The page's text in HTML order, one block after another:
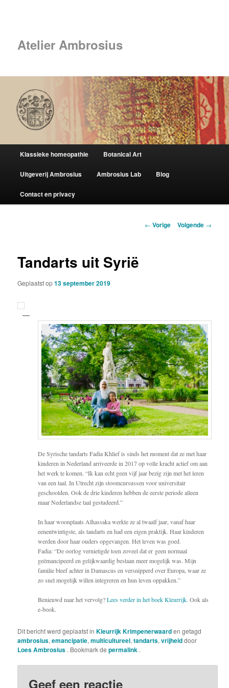
inhoudAtelier Ambrosius
Klassieke homeopathie Botanical Art
Uitgeverij Ambrosius Ambrosius Lab Blog
Contact en privacy
Berichtnavigatie
← Vorige Volgende →
Tandarts uit Syrië
Geplaatst op13 september 2019
De Syrische tandarts Fadia Khlief is sinds het moment dat ze met haar
kinderen in Nederland arriveerde in 2017 op volle kracht actief om aan
het werk te komen. “Ik kan echt geen vijf jaar bezig zijn met het leren
van een taal. In Utrecht zijn stoomcursussen voor universitair
geschoolden. Ook de drie kinderen hebben de eerste periode alleen
maar Nederlandse taal gestudeerd.”
In haar woonplaats Alhassaka werkte ze al twaalf jaar, vanaf haar
eenentwintigste, als tandarts en had een eigen praktijk. Haar kinderen
werden door haar ouders opgevangen. Het leven was goed.
Fadia: “De oorlog vernietigde toen zoveel dat er geen normaal
geëmancipeerd en gelijkwaardig bestaan meer mogelijk was. Mijn
familie bleef achter in Damascus en versnipperd over Europa, waar ze
zo snel mogelijk willen integreren en hun leven oppakken.”
Benieuwd naar het vervolg?Lees verder in het boek Kleurrijk.Ook als
e-book.
Dit bericht werd geplaatst inKleurrijk Krimpenerwaarden getagd
ambrosius,emancipatie,multicultureel,tandarts,vrijheiddoor
Loes Ambrosius . Bookmark depermalink .
Geef een reactie